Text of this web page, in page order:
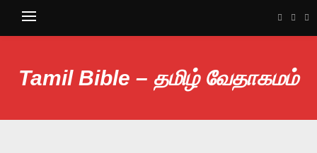
Tamil Bible – தமிழ் வேதாகமம்